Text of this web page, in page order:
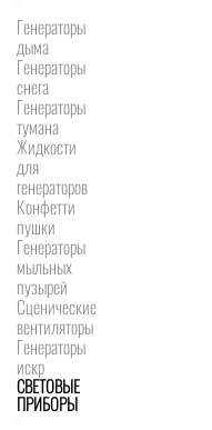
Генераторы
дыма
Генераторы
снега
Генераторы
тумана
Жидкости
для
генераторов
Конфетти
пушки
Генераторы
мыльных
пузырей
Сценические
вентиляторы
Генераторы
искр
СВЕТОВЫЕ
ПРИБОРЫ